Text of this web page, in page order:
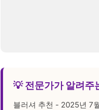
💡 전문가가 알려주
블러셔 추천 - 2025년 7